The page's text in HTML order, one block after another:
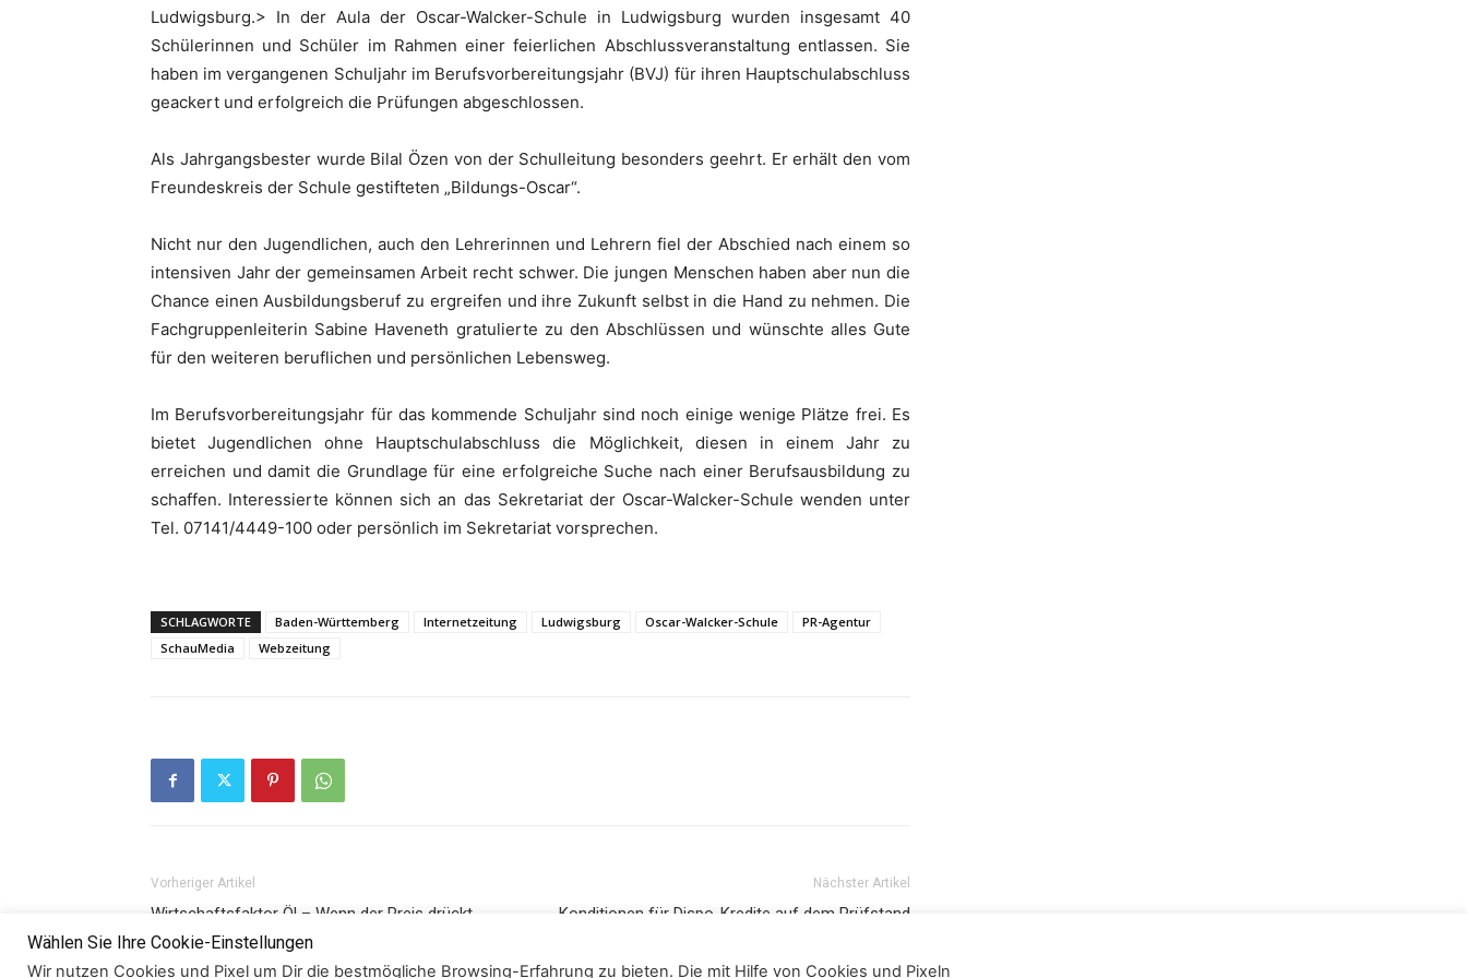
Ludwigsburg.> In der Aula der Oscar-Walcker-Schule in Ludwigsburg wurden insgesamt 40
Schülerinnen und Schüler im Rahmen einer feierlichen Abschlussveranstaltung entlassen. Sie
haben im vergangenen Schuljahr im Berufsvorbereitungsjahr (BVJ) für ihren Hauptschulabschluss
geackert und erfolgreich die Prüfungen abgeschlossen.
Als Jahrgangsbester wurde Bilal Özen von der Schulleitung besonders geehrt. Er erhält den vom
Freundeskreis der Schule gestifteten „Bildungs-Oscar“.
Nicht nur den Jugendlichen, auch den Lehrerinnen und Lehrern fiel der Abschied nach einem so
intensiven Jahr der gemeinsamen Arbeit recht schwer. Die jungen Menschen haben aber nun die
Chance einen Ausbildungsberuf zu ergreifen und ihre Zukunft selbst in die Hand zu nehmen. Die
Fachgruppenleiterin Sabine Haveneth gratulierte zu den Abschlüssen und wünschte alles Gute
für den weiteren beruflichen und persönlichen Lebensweg.
Im Berufsvorbereitungsjahr für das kommende Schuljahr sind noch einige wenige Plätze frei. Es
bietet Jugendlichen ohne Hauptschulabschluss die Möglichkeit, diesen in einem Jahr zu
erreichen und damit die Grundlage für eine erfolgreiche Suche nach einer Berufsausbildung zu
schaffen. Interessierte können sich an das Sekretariat der Oscar-Walcker-Schule wenden unter
Tel. 07141/4449-100 oder persönlich im Sekretariat vorsprechen.
SCHLAGWORTE Baden-Württemberg Internetzeitung Ludwigsburg Oscar-Walcker-Schule
PR-Agentur
SchauMedia
Webzeitung
Vorheriger Artikel
Wirtschaftsfaktor Öl – Wenn der Preis drückt
Nächster Artikel
Konditionen für Dispo-Kredite auf dem Prüfstand
Wählen Sie Ihre Cookie-Einstellungen
Wir nutzen Cookies und Pixel um Dir die bestmögliche Browsing-Erfahrung zu bieten. Die mit Hilfe von Cookies und Pixeln